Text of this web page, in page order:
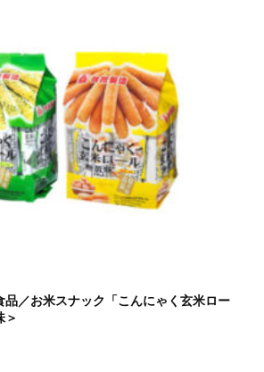
／お米スナック「こんにゃく玄米ロー
＞